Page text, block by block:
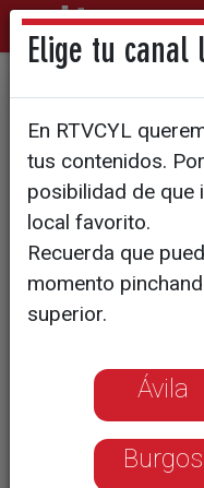
El PP llama
por la
Elige tu canal
En RTVCYL
tus contenidos.
posibilidad de que
local favorito.
Recuerda que
momento
superior.
Ávila
Burgos